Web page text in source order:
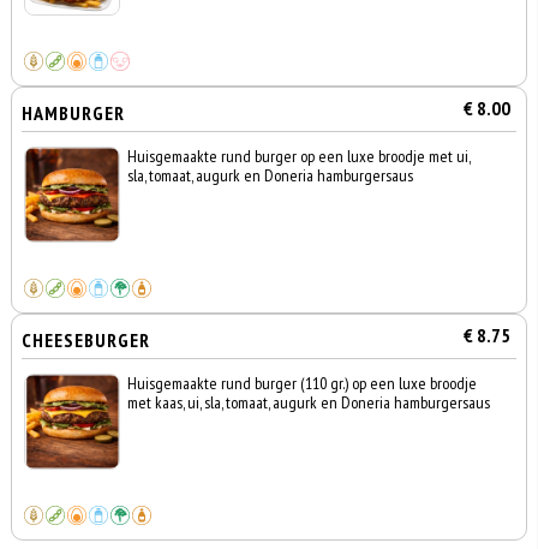
HAMBURGER € 8.00
Huisgemaakte rund burger op een luxe broodje met ui,
sla, tomaat, augurk en Doneria hamburgersaus
CHEESEBURGER € 8.75
Huisgemaakte rund burger (110 gr.) op een luxe broodje
met kaas, ui, sla, tomaat, augurk en Doneria hamburgersaus